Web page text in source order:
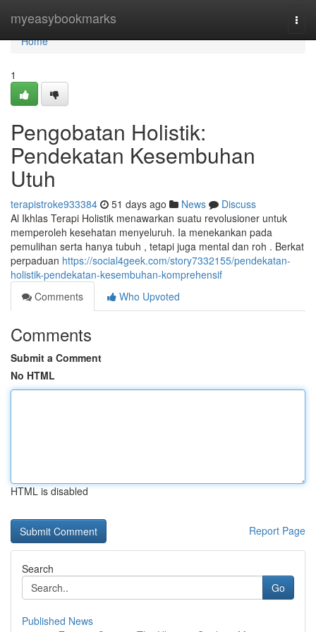
myeasybookmarks
Home
Home
1
Pengobatan Holistik:
Pendekatan Kesembuhan
Utuh
terapistroke933384 51 days ago News
Discuss
Al Ikhlas Terapi Holistik menawarkan suatu revolusioner untuk
memperoleh kesehatan menyeluruh. Ia menekankan pada
pemulihan serta hanya tubuh , tetapi juga mental dan roh . Berkat
perpaduan https://social4geek.com/story7332155/pendekatan-
holistik-pendekatan-kesembuhan-komprehensif
Comments
Who Upvoted
Comments
Submit a Comment
No HTML
HTML is disabled
Report Page
Search
Go
Published News